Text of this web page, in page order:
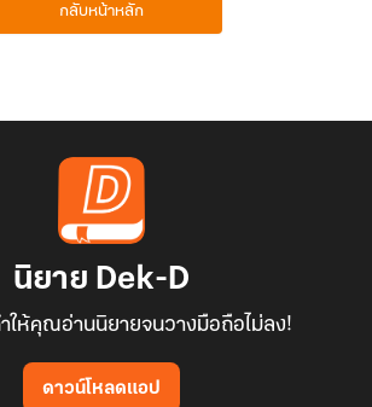
กลับหน้าหลัก
นิยาย Dek-D
ให้คุณอ่านนิยายจนวางมือถือไม่ลง!
ดาวน์โหลดแอป